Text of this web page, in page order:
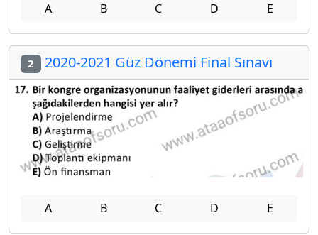
A B C D E
2 2020-2021 Güz Dönemi Final Sınavı
A B C D E